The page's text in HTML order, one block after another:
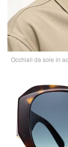
Occhiali da sole in